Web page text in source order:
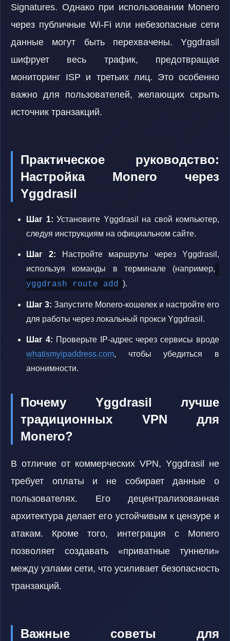
Signatures. Однако при использовании Monero
через публичные Wi-Fi или небезопасные сети
данные могут быть перехвачены. Yggdrasil
шифрует весь трафик, предотвращая
мониторинг ISP и третьих лиц. Это особенно
важно для пользователей, желающих скрыть
источник транзакций.
Практическое руководство:
Настройка Monero через
Yggdrasil
Шаг 1: Установите Yggdrasil на свой компьютер,
следуя инструкциям на официальном сайте.
Шаг 2: Настройте маршруты через Yggdrasil,
используя команды в терминале (например,
yggdrash route add ).
Шаг 3: Запустите Monero-кошелек и настройте его
для работы через локальный прокси Yggdrasil.
Шаг 4: Проверьте IP-адрес через сервисы вроде
whatismyipaddress.com, чтобы убедиться в
анонимности.
Почему Yggdrasil лучше
традиционных VPN для
Monero?
В отличие от коммерческих VPN, Yggdrasil не
требует оплаты и не собирает данные о
пользователях. Его децентрализованная
архитектура делает его устойчивым к цензуре и
атакам. Кроме того, интеграция с Monero
позволяет создавать «приватные туннели»
между узлами сети, что усиливает безопасность
транзакций.
Важные советы для